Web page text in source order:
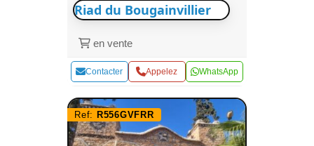
Riad du Bougainvillier
en vente
Contacter Appelez WhatsApp
Ref: R556GVFRR